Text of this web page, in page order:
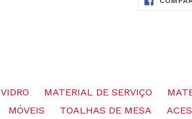
VIDRO MATERIAL DE SERVIÇO
MÓVEIS TOALHAS DE MESA